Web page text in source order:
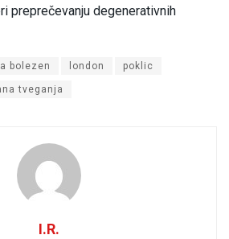
preprečevanju degenerativnih
bolezen london poklic
tveganja
I.R.